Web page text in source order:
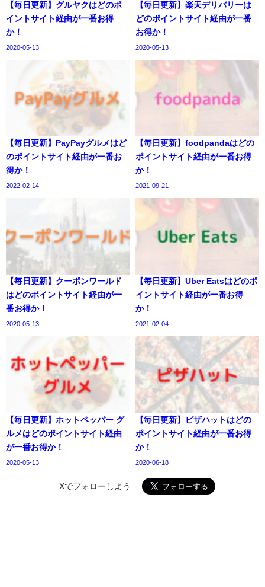
【毎日更新】グルヤクはどのポ
イントサイト経由が一番お得
か！
2020-05-13
【毎日更新】楽天デリバリーは
どのポイントサイト経由が一番
お得か！
2020-05-13
【毎日更新】PayPayグルメはど
のポイントサイト経由が一番お
得か！
2022-02-14
【毎日更新】foodpandaはどの
ポイントサイト経由が一番お得
か！
2021-09-21
【毎日更新】クーポンワールド
はどのポイントサイト経由が一
番お得か！
2020-05-13
【毎日更新】Uber Eatsはどのポ
イントサイト経由が一番お得
か！
2021-02-04
【毎日更新】ホットペッパー グ
ルメはどのポイントサイト経由
が一番お得か！
2020-05-13
【毎日更新】ピザハットはどの
ポイントサイト経由が一番お得
か！
2020-06-18
Xでフォローしよう